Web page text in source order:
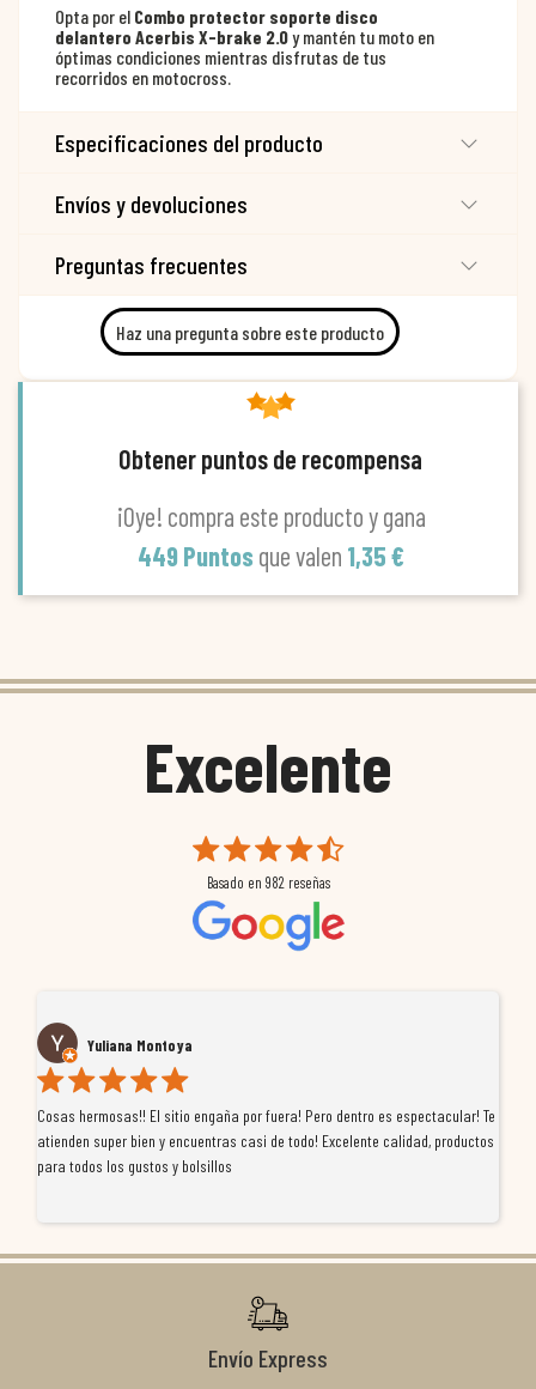
Opta por el Combo protector soporte disco
delantero Acerbis X-brake 2.0y mantén tu moto en
óptimas condiciones mientras disfrutas de tus
recorridos en motocross.
Especificaciones del producto
Envíos y devoluciones
Preguntas frecuentes
Haz una pregunta sobre este producto
Obtener puntos de recompensa
¡Oye! compra este producto y gana
449 Puntos que valen 1,35 €
Excelente
Basado en 982 reseñas
Yuliana Montoya
Cosas hermosas!! El sitio engaña por fuera! Pero dentro es espectacular! Te
atienden super bien y encuentras casi de todo! Excelente calidad, productos
para todos los gustos y bolsillos
Envío Express